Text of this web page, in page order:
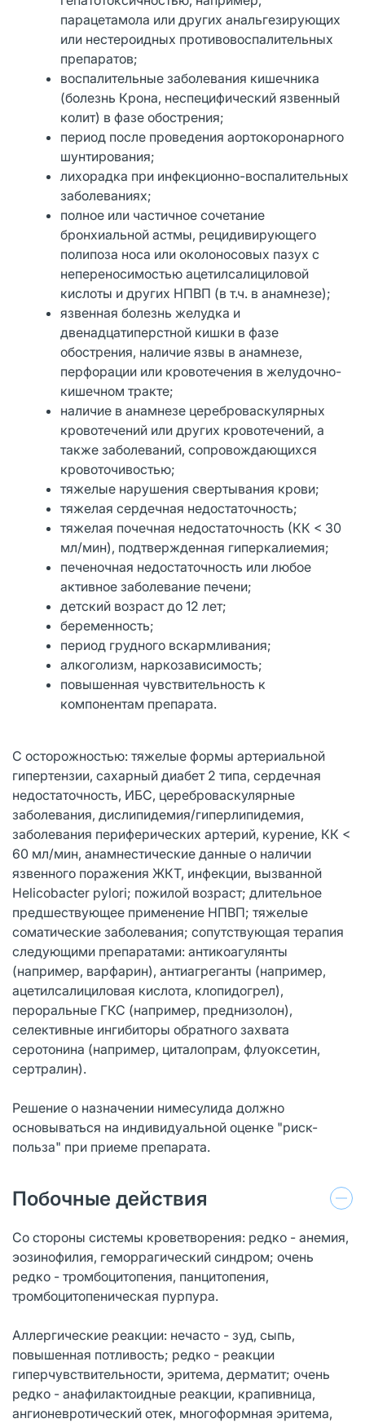
парацетамола или других анальгезирующих
или нестероидных противовоспалительных
препаратов;
воспалительные заболевания кишечника
(болезнь Крона, неспецифический язвенный
колит) в фазе обострения;
период после проведения аортокоронарного
шунтирования;
лихорадка при инфекционно-воспалительных
заболеваниях;
полное или частичное сочетание
бронхиальной астмы, рецидивирующего
полипоза носа или околоносовых пазух с
непереносимостью ацетилсалициловой
кислоты и других НПВП (в т.ч. в анамнезе);
язвенная болезнь желудка и
двенадцатиперстной кишки в фазе
обострения, наличие язвы в анамнезе,
перфорации или кровотечения в желудочно-
кишечном тракте;
наличие в анамнезе цереброваскулярных
кровотечений или других кровотечений, а
также заболеваний, сопровождающихся
кровоточивостью;
тяжелые нарушения свертывания крови;
тяжелая сердечная недостаточность;
тяжелая почечная недостаточность (КК < 30
мл/мин), подтвержденная гиперкалиемия;
печеночная недостаточность или любое
активное заболевание печени;
детский возраст до 12 лет;
беременность;
период грудного вскармливания;
алкоголизм, наркозависимость;
повышенная чувствительность к
компонентам препарата.
С осторожностью: тяжелые формы артериальной
гипертензии, сахарный диабет 2 типа, сердечная
недостаточность, ИБС, цереброваскулярные
заболевания, дислипидемия/гиперлипидемия,
заболевания периферических артерий, курение, КК <
60 мл/мин, анамнестические данные о наличии
язвенного поражения ЖКТ, инфекции, вызванной
Helicobacter pylori; пожилой возраст; длительное
предшествующее применение НПВП; тяжелые
соматические заболевания; сопутствующая терапия
следующими препаратами: антикоагулянты
(например, варфарин), антиагреганты (например,
ацетилсалициловая кислота, клопидогрел),
пероральные ГКС (например, преднизолон),
селективные ингибиторы обратного захвата
серотонина (например, циталопрам, флуоксетин,
сертралин).
Решение о назначении нимесулида должно
основываться на индивидуальной оценке "риск-
польза" при приеме препарата.
Побочные действия
Со стороны системы кроветворения: редко - анемия,
эозинофилия, геморрагический синдром; очень
редко - тромбоцитопения, панцитопения,
тромбоцитопеническая пурпура.
Аллергические реакции: нечасто - зуд, сыпь,
повышенная потливость; редко - реакции
гиперчувствительности, эритема, дерматит; очень
редко - анафилактоидные реакции, крапивница,
ангионевротический отек, многоформная эритема,